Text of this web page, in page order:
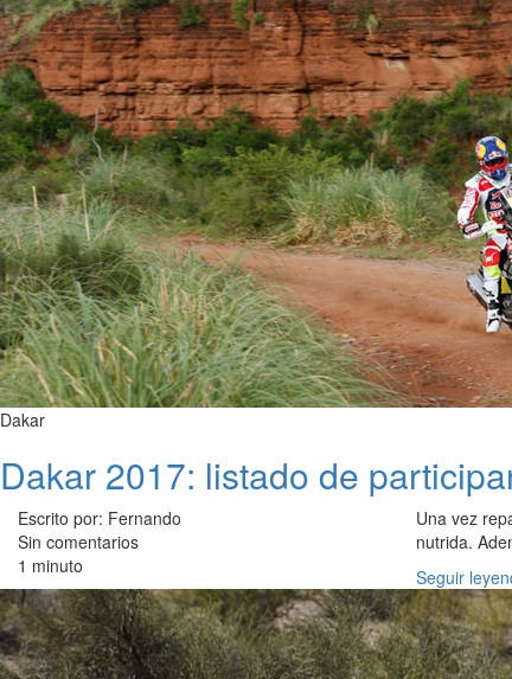
Dakar
Dakar 2017: listado de
Escrito por: Fernando
Sin comentarios
1 minuto
Una vez
nutrida.
Seguir